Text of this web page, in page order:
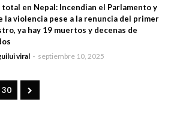
total en Nepal: Incendian el Parlamento y
la violencia pese a la renuncia del primer
ya hay 19 muertos y decenas de
viral septiembre 10, 2025
30